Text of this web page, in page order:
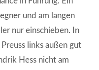
und am langen
nur einschieben. In
links außen gut
Hess nicht am